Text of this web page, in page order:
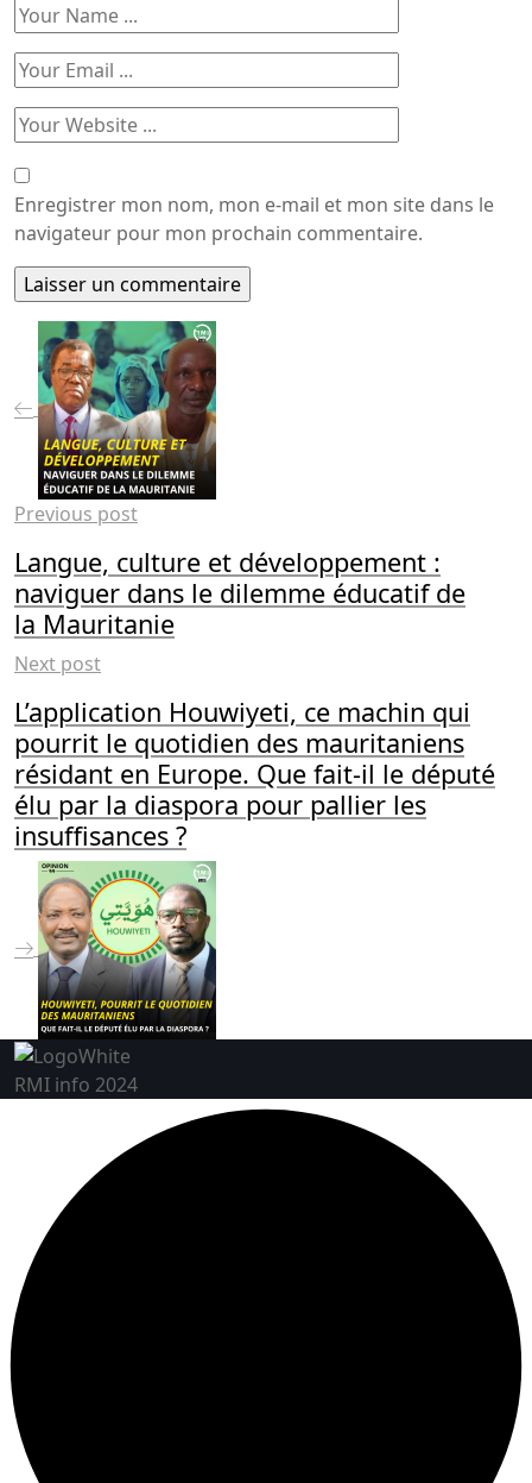
Enregistrer mon nom, mon e-mail et mon site dans le
navigateur pour mon prochain commentaire.
Previous post
Langue, culture et développement :
naviguer dans le dilemme éducatif de
la Mauritanie
Next post
L’application Houwiyeti, ce machin qui
pourrit le quotidien des mauritaniens
résidant en Europe. Que fait-il le député
élu par la diaspora pour pallier les
insuffisances ?
RMI info 2024